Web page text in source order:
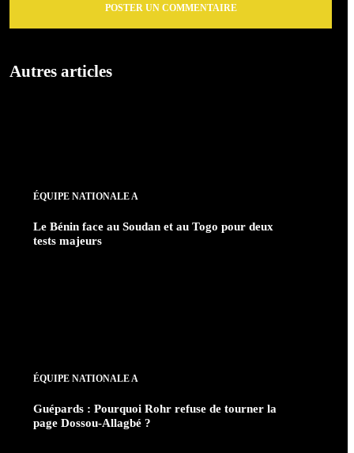
Autres articles
ÉQUIPE NATIONALE A
Le Bénin face au Soudan et au Togo pour deux
tests majeurs
ÉQUIPE NATIONALE A
Guépards : Pourquoi Rohr refuse de tourner la
page Dossou-Allagbé ?